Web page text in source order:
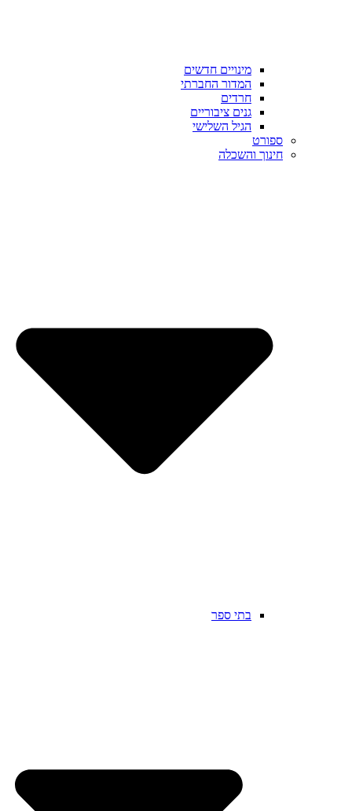
מינויים חדשים
המדור החברתי
חרדים
גנים ציבוריים
הגיל השלישי
ספורט
חינוך והשכלה
בתי ספר